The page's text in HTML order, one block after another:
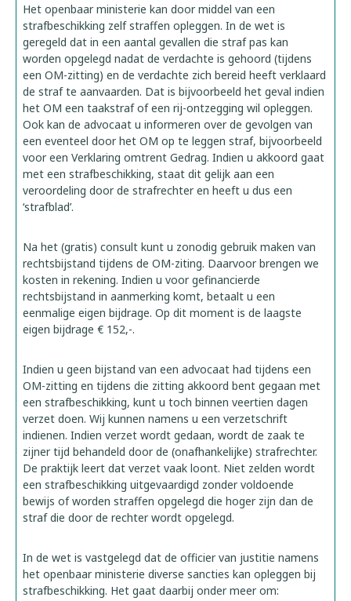
Het openbaar ministerie kan door middel van een
strafbeschikking zelf straffen opleggen. In de wet is
geregeld dat in een aantal gevallen die straf pas kan
worden opgelegd nadat de verdachte is gehoord (tijdens
een OM-zitting) en de verdachte zich bereid heeft verklaard
de straf te aanvaarden. Dat is bijvoorbeeld het geval indien
het OM een taakstraf of een rij-ontzegging wil opleggen.
Ook kan de advocaat u informeren over de gevolgen van
een eventeel door het OM op te leggen straf, bijvoorbeeld
voor een Verklaring omtrent Gedrag. Indien u akkoord gaat
met een strafbeschikking, staat dit gelijk aan een
veroordeling door de strafrechter en heeft u dus een
‘strafblad’.
Na het (gratis) consult kunt u zonodig gebruik maken van
rechtsbijstand tijdens de OM-ziting. Daarvoor brengen we
kosten in rekening. Indien u voor gefinancierde
rechtsbijstand in aanmerking komt, betaalt u een
eenmalige eigen bijdrage. Op dit moment is de laagste
eigen bijdrage € 152,-.
Indien u geen bijstand van een advocaat had tijdens een
OM-zitting en tijdens die zitting akkoord bent gegaan met
een strafbeschikking, kunt u toch binnen veertien dagen
verzet doen. Wij kunnen namens u een verzetschrift
indienen. Indien verzet wordt gedaan, wordt de zaak te
zijner tijd behandeld door de (onafhankelijke) strafrechter.
De praktijk leert dat verzet vaak loont. Niet zelden wordt
een strafbeschikking uitgevaardigd zonder voldoende
bewijs of worden straffen opgelegd die hoger zijn dan de
straf die door de rechter wordt opgelegd.
In de wet is vastgelegd dat de officier van justitie namens
het openbaar ministerie diverse sancties kan opleggen bij
strafbeschikking. Het gaat daarbij onder meer om: